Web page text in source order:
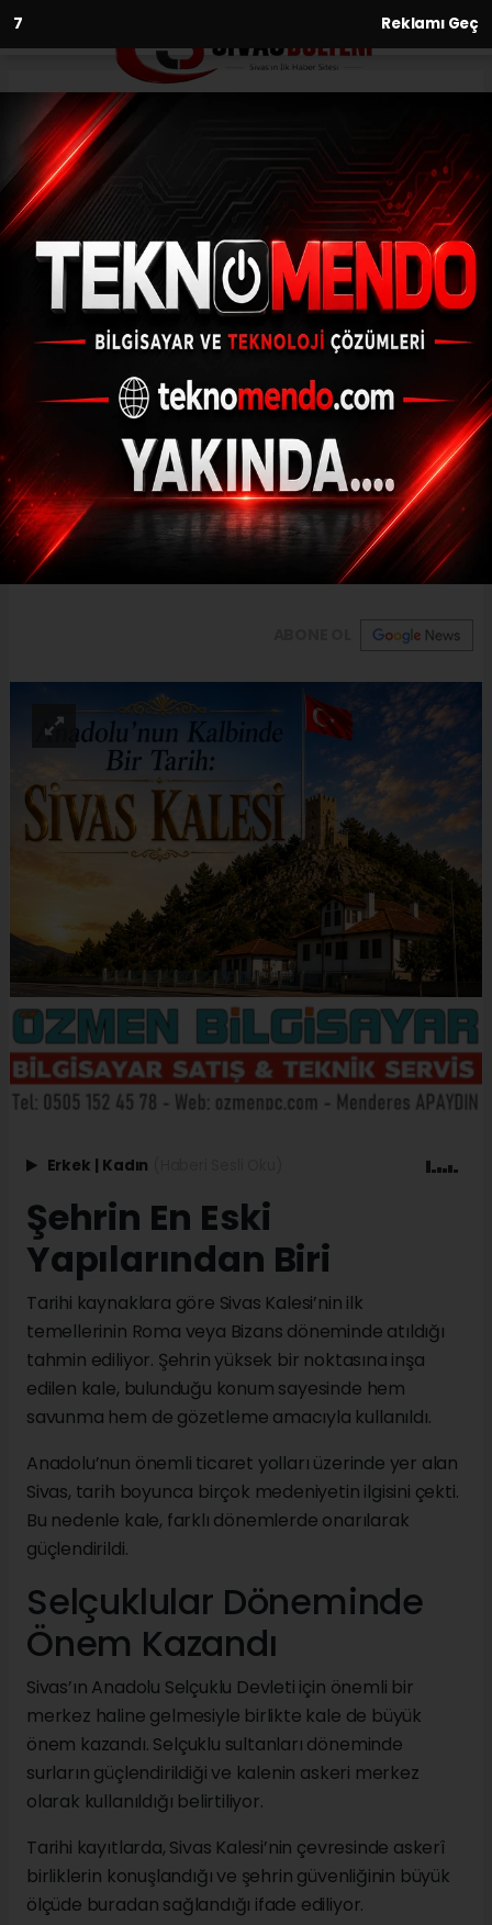
6 Reklamı Geç
Anasayfa Kültür-Sanat-Tarih
Şehrin Sessiz Tanığı: Adına
Türküler Yazılan Kale
KÜLTÜR-SANAT-TARIH
(Web Sitesi) - Web Sitesi | 28.05.2026 - 18:45, Güncelleme:
28.05.2026 - 19:02
Sivas şehir merkezinde yer alan ve kentin en
önemli tarihi yapılarından biri olarak kabul
edilen, adına türküler yazılan Kale,
yüzyıllardır Anadolu’nun önemli savunma
noktalarından biri olma özelliğini taşıyor.
Tarihi geçmişi Bizans dönemine kadar
uzanan kale, Selçuklu ve Osmanlı
dönemlerinde de stratejik önemini korudu.
Erkek | Kadın
Şehrin En Eski
Yapılarından Biri
Tarihi kaynaklara göre Sivas Kalesi’nin ilk
temellerinin Roma veya Bizans döneminde atıldığı
tahmin ediliyor. Şehrin yüksek bir noktasına inşa
edilen kale, bulunduğu konum sayesinde hem
savunma hem de gözetleme amacıyla kullanıldı.
Anadolu’nun önemli ticaret yolları üzerinde yer alan
Sivas, tarih boyunca birçok medeniyetin ilgisini çekti.
Bu nedenle kale, farklı dönemlerde onarılarak
güçlendirildi.
Selçuklular Döneminde
Önem Kazandı
Sivas’ın Anadolu Selçuklu Devleti için önemli bir
merkez haline gelmesiyle birlikte kale de büyük
önem kazandı. Selçuklu sultanları döneminde
surların güçlendirildiği ve kalenin askeri merkez
olarak kullanıldığı belirtiliyor.
Tarihi kayıtlarda, Sivas Kalesi’nin çevresinde askerî
birliklerin konuşlandığı ve şehrin güvenliğinin büyük
ölçüde buradan sağlandığı ifade ediliyor.